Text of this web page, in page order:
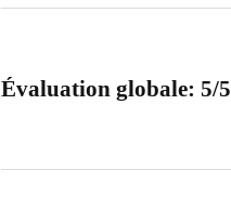
Évaluation globale: 5/5